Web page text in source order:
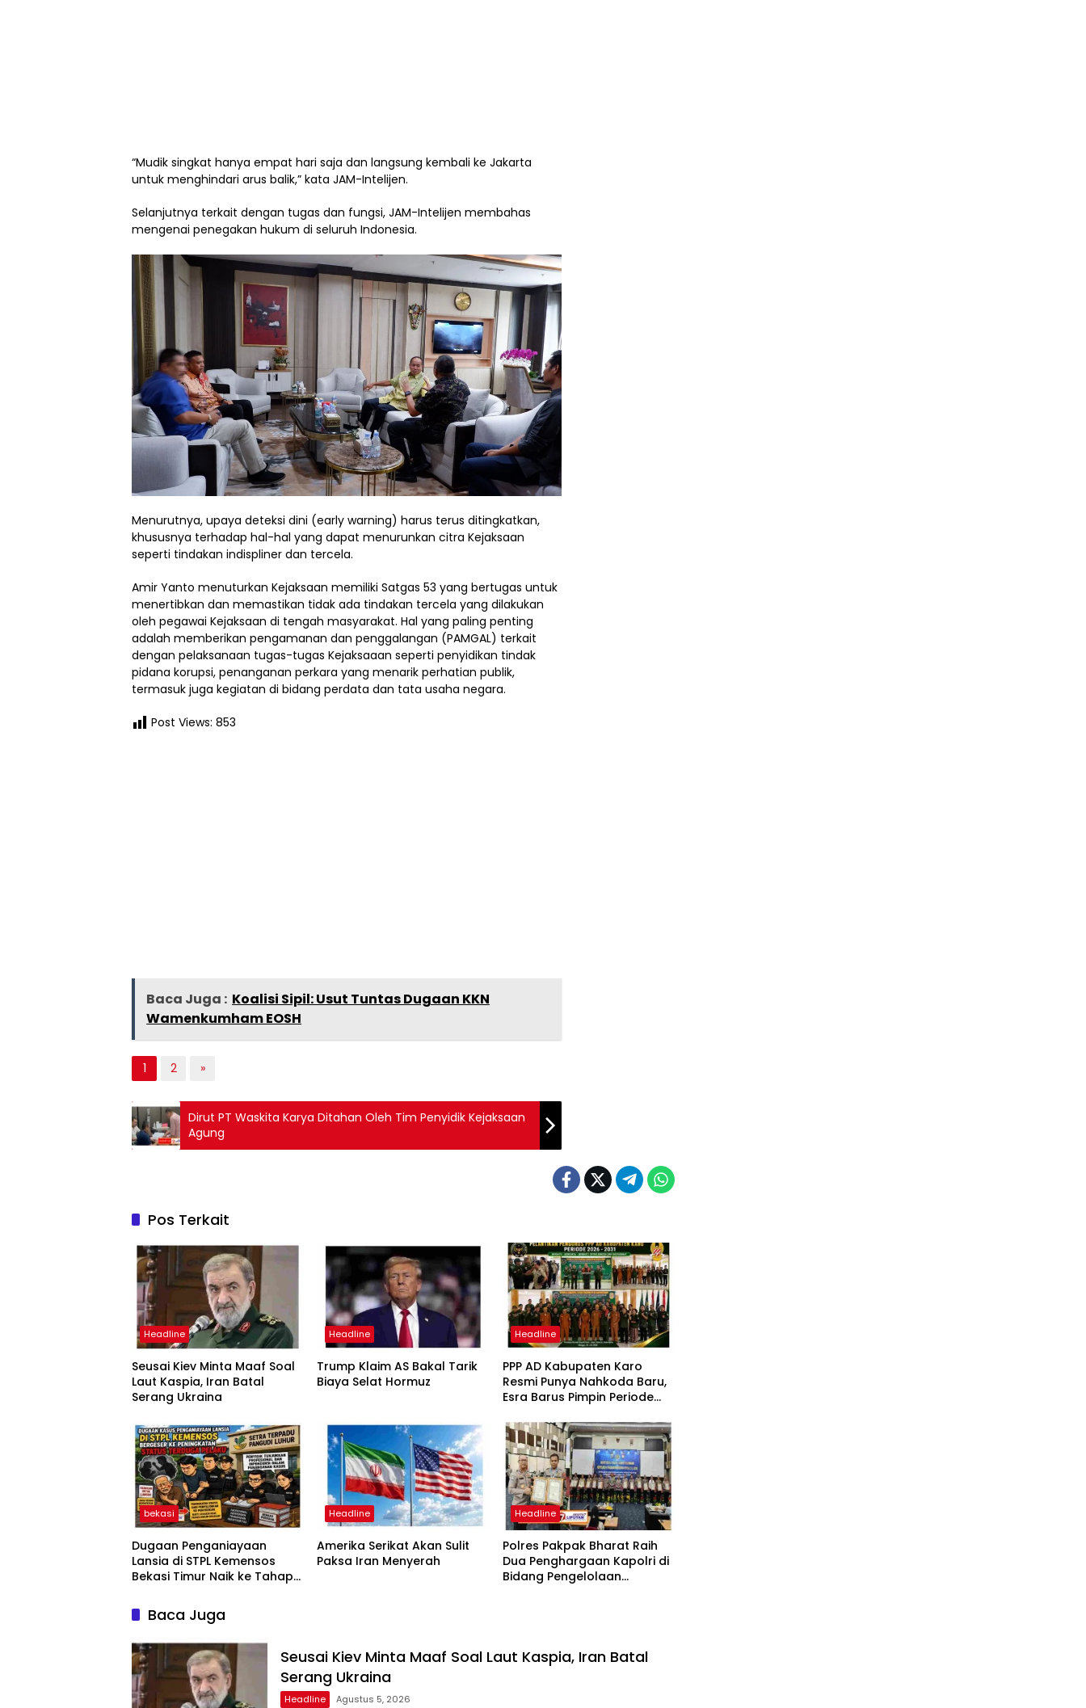
“Mudik singkat hanya empat hari saja dan langsung kembali ke Jakarta
untuk menghindari arus balik,” kata JAM-Intelijen.
Selanjutnya terkait dengan tugas dan fungsi, JAM-Intelijen membahas
mengenai penegakan hukum di seluruh Indonesia.
Menurutnya, upaya deteksi dini (early warning) harus terus ditingkatkan,
khususnya terhadap hal-hal yang dapat menurunkan citra Kejaksaan
seperti tindakan indispliner dan tercela.
Amir Yanto menuturkan Kejaksaan memiliki Satgas 53 yang bertugas untuk
menertibkan dan memastikan tidak ada tindakan tercela yang dilakukan
oleh pegawai Kejaksaan di tengah masyarakat. Hal yang paling penting
adalah memberikan pengamanan dan penggalangan (PAMGAL) terkait
dengan pelaksanaan tugas-tugas Kejaksaaan seperti penyidikan tindak
pidana korupsi, penanganan perkara yang menarik perhatian publik,
termasuk juga kegiatan di bidang perdata dan tata usaha negara.
Post Views: 853
Baca Juga : Koalisi Sipil: Usut Tuntas Dugaan KKN
Wamenkumham EOSH
1 2 »
Dirut PT Waskita Karya Ditahan Oleh Tim Penyidik Kejaksaan
Agung
Pos Terkait
Headline
Seusai Kiev Minta Maaf Soal
Laut Kaspia, Iran Batal
Serang Ukraina
Headline
Trump Klaim AS Bakal Tarik
Biaya Selat Hormuz
Headline
PPP AD Kabupaten Karo
Resmi Punya Nahkoda Baru,
Esra Barus Pimpin Periode
bekasi
Dugaan Penganiayaan
Lansia di STPL Kemensos
Bekasi Timur Naik ke Tahap
Minta Proses Transparan
dan Bebas Intervensi
Headline
Amerika Serikat Akan Sulit
Paksa Iran Menyerah
Headline
Polres Pakpak Bharat Raih
Dua Penghargaan Kapolri di
Bidang Pengelolaan
Baca Juga
Seusai Kiev Minta Maaf Soal Laut Kaspia, Iran Batal
Serang Ukraina
Headline Agustus 5, 2026